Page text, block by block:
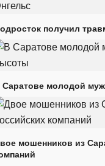
получил
Саратове молодой
мошенников из